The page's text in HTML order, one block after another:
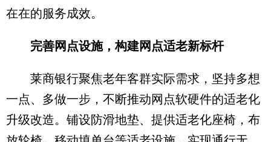
在在的服务成效。
完善网点设施，构建网点适老新标杆​
莱商银行聚焦老年客群实际需求，坚持多想
一点、多做一步，不断推动网点软硬件的适老化
升级改造。铺设防滑地垫、提供适老化座椅，布